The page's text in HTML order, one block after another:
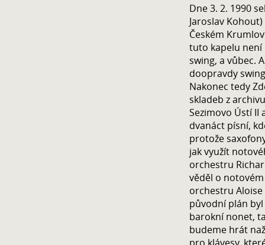
Dne 3. 2. 1990
Jaroslav
Českém
tuto kapelu není
swing, a vůbec.
doopravdy
Nakonec tedy
skladeb z
Sezimovo Ústí II
dvanáct písní,
protože
jak využít
orchestru
věděl o
orchestru Aloise
původní plán
barokní nonet,
budeme hrát